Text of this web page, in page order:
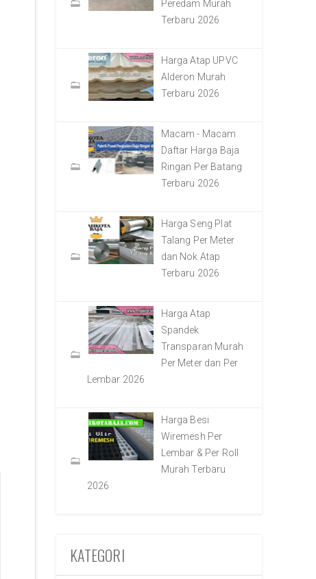
Peredam Murah
Terbaru 2026
Harga Atap UPVC
Alderon Murah
Terbaru 2026
Macam - Macam
Daftar Harga Baja
Ringan Per Batang
Terbaru 2026
Harga Seng Plat
Talang Per Meter
dan Nok Atap
Terbaru 2026
Harga Atap
Spandek
Transparan Murah
Per Meter dan Per
Lembar 2026
Harga Besi
Wiremesh Per
Lembar & Per Roll
Murah Terbaru
2026
KATEGORI